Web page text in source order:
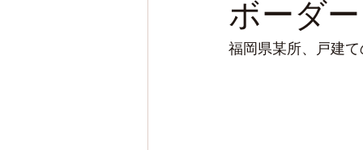
ボーダ
福岡県某所、戸建